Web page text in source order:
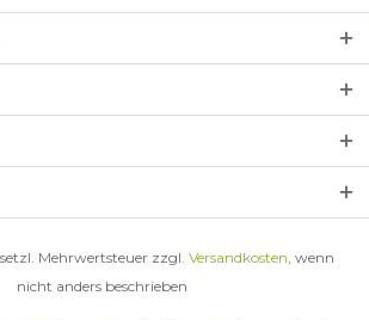
Mehrwertsteuer zzgl. Versandkosten, wenn
nicht anders beschrieben